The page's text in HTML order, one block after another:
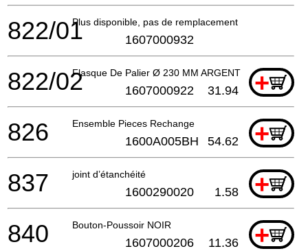
Plus disponible, pas de remplacement
822/01 1607000932
Flasque De Palier Ø 230 MM ARGENT +
822/02 1607000922 31.94
Ensemble Pieces Rechange +
826 1600A005BH 54.62
joint d’étanchéité +
837 1600290020 1.58
Bouton-Poussoir NOIR +
840 1607000206 11.36